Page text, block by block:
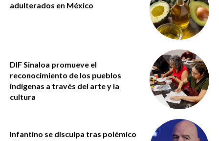
adulterados en México
DIF Sinaloa promueve el
reconocimiento de los pueblos
indígenas a través del arte y la
cultura
Infantino se disculpa tras polémico